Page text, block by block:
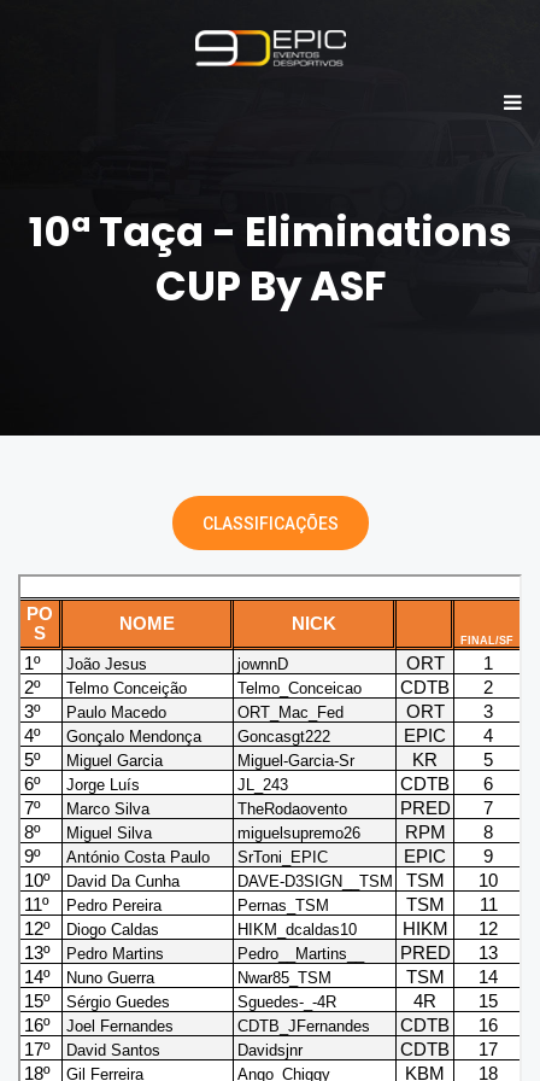
10ª Taça - Eliminations
CUP By ASF
CLASSIFICAÇÕES